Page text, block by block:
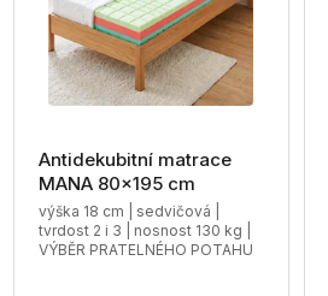
Antidekubitní matrace
MANA 80x195 cm
výška 18 cm | sedvičová |
tvrdost 2 i 3 | nosnost 130 kg |
VÝBĚR PRATELNÉHO POTAHU